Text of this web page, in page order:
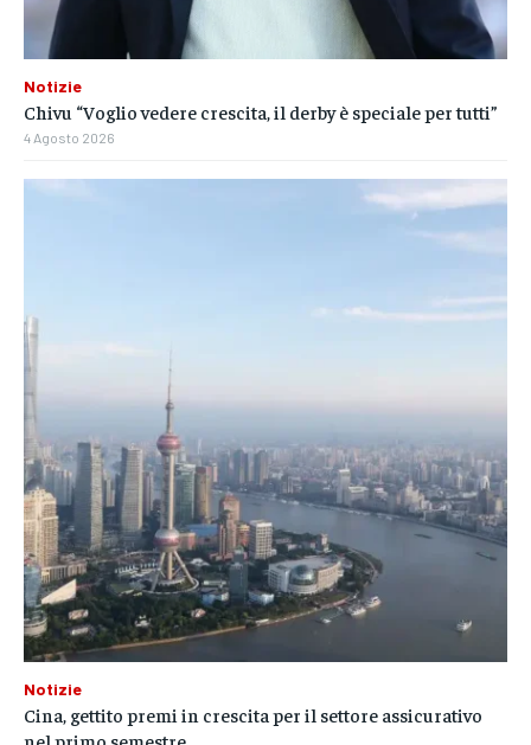
Notizie
Chivu “Voglio vedere crescita, il derby è speciale per tutti”
4 Agosto 2026
Notizie
Cina, gettito premi in crescita per il settore assicurativo
nel primo semestre